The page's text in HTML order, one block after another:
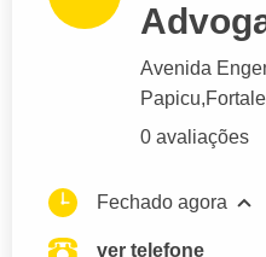
Avenida
Papicu,
0 avaliações
Fechado agora
ver telefone